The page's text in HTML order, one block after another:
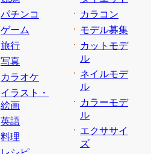
パチンコ
ゲーム
旅行
写真
カラオケ
イラスト・
絵画
英語
料理
カラコン
モデル募集
カットモデ
ル
ネイルモデ
ル
カラーモデ
ル
エクササイ
ズ